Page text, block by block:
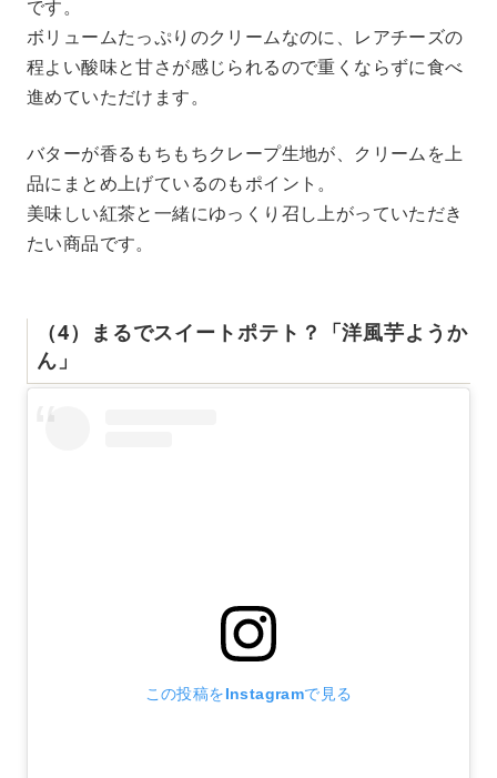
です。
ボリュームたっぷりのクリームなのに、レアチーズの
程よい酸味と甘さが感じられるので重くならずに食べ
進めていただけます。
バターが香るもちもちクレープ生地が、クリームを上
品にまとめ上げているのもポイント。
美味しい紅茶と一緒にゆっくり召し上がっていただき
たい商品です。
（4）まるでスイートポテト？「洋風芋ようか
ん」
この投稿をInstagramで見る